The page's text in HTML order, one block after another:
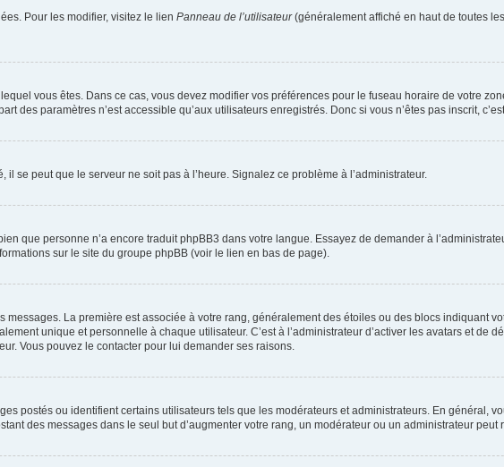
Pour les modifier, visitez le lien Panneau de l’utilisateur(généralement affiché en haut de toutes
vous êtes. Dans ce cas, vous devez modifier vos préférences pour le fuseau horaire de votre
des paramètres n’est accessible qu’aux utilisateurs enregistrés. Donc si vous n’êtes pas inscrit,
se peut que le serveur ne soit pas à l’heure. Signalez ce problème à l’administrateur.
que personne n’a encore traduit phpBB3 dans votre langue. Essayez de demander à
sur le site du groupe phpBB (voir le lien en bas de page).
La première est associée à votre rang, généralement des étoiles ou des blocs indiquant
unique et personnelle à chaque utilisateur. C’est à l’administrateur d’activer les avatars et de
Vous pouvez le contacter pour lui demander ses raisons.
postés ou identifient certains utilisateurs tels que les modérateurs et administrateurs. En général,
des messages dans le seul but d’augmenter votre rang, un modérateur ou un administrateur peut